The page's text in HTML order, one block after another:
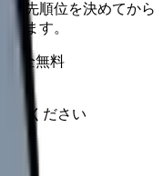
優先順位を決めてから
ります。
完全無料
てください